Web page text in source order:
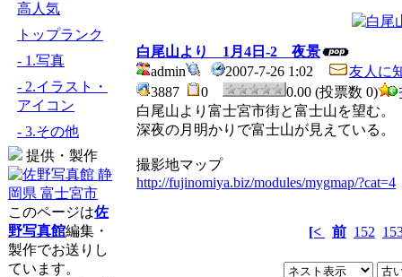
高人気
トップランク
- 1.写真
- 2.イラスト・
アイコン
- 3.その他
提供・製作
このページは佐
野写真館編集・
製作でお送りし
ています。
白尾山より 1月4日-2 夜景
admin
2007-7-26 1:02
友人に
3887
0 0.00 (投票数 0)
白尾山より富士宮市街と富士山を望む。
深夜の月明かりで富士山が見えている。
撮影地マップ
http://fujinomiya.biz/modules/mygmap/?cat=4
[< 前 152